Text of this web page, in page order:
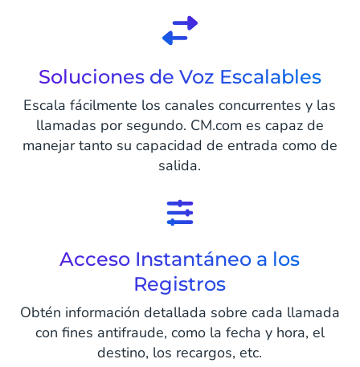
Soluciones de Voz Escalables
Escala fácilmente los canales concurrentes y las
llamadas por segundo. CM.com es capaz de
manejar tanto su capacidad de entrada como de
salida.
Acceso Instantáneo a los
Registros
Obtén información detallada sobre cada llamada
con fines antifraude, como la fecha y hora, el
destino, los recargos, etc.